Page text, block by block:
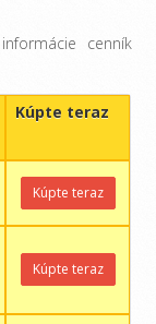
cenník
Kúpte teraz
Kúpte teraz
Kúpte teraz